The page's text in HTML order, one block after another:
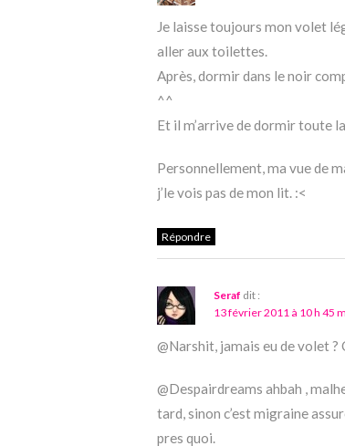
Je laisse toujours mon volet
aller aux toilettes.
Après, dormir dans le noir
^^
Et il m’arrive de dormir toute
Personnellement, ma vue de
j’le vois pas de mon lit. :<
Répondre
Seraf dit :
13 février 2011 à 10 h 45
@Narshit, jamais eu de volet ?
@Despairdreams ahbah ,
tard, sinon c’est migraine
pres quoi.